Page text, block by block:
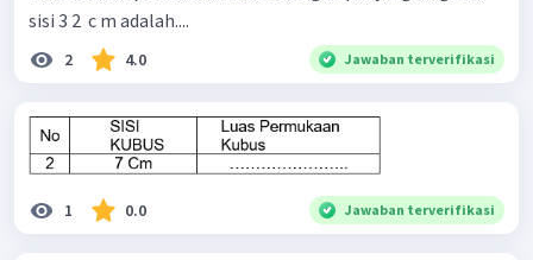
sisi 3 2 ​ c m adalah....
2 4.0 Jawaban terverifikasi
1 0.0 Jawaban terverifikasi